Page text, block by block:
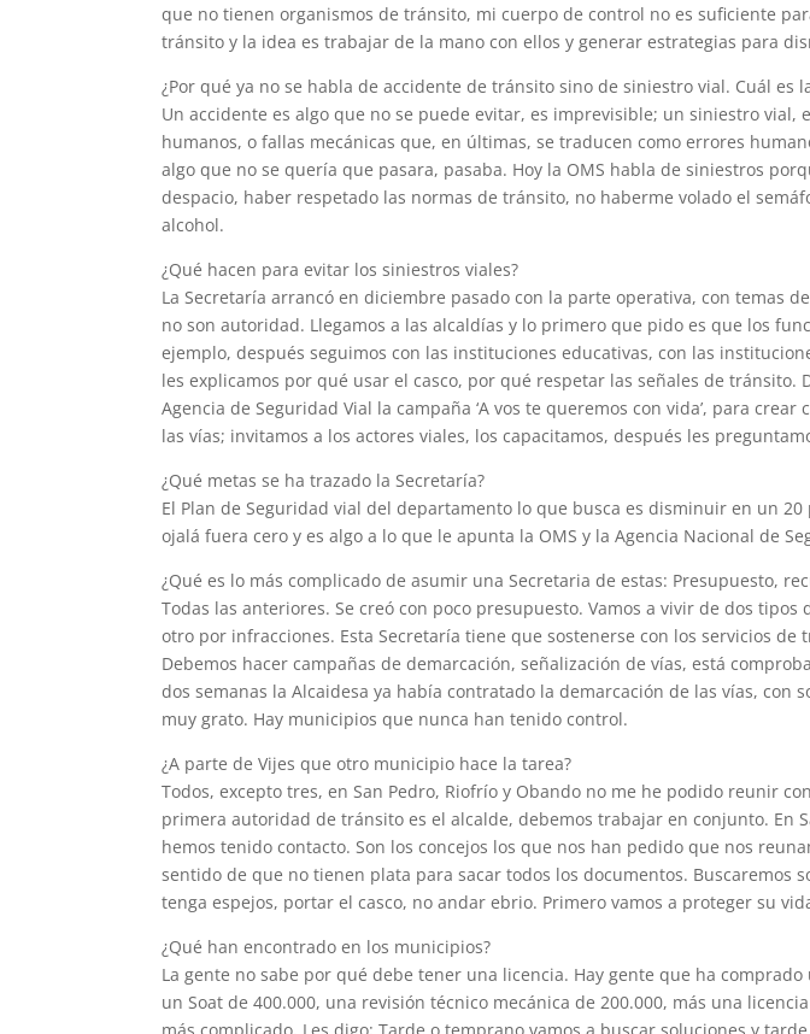
que no tienen organismos de tránsito, mi cuerpo de control no es suficiente
tránsito y la idea es trabajar de la mano con ellos y generar estrategias para
¿Por qué ya no se habla de accidente de tránsito sino de siniestro vial. Cuál es
Un accidente es algo que no se puede evitar, es imprevisible; un siniestro
humanos, o fallas mecánicas que, en últimas, se traducen como errores
algo que no se quería que pasara, pasaba. Hoy la OMS habla de siniestros
despacio, haber respetado las normas de tránsito, no haberme volado el
alcohol.
¿Qué hacen para evitar los siniestros viales?
La Secretaría arrancó en diciembre pasado con la parte operativa, con temas
no son autoridad. Llegamos a las alcaldías y lo primero que pido es que los
ejemplo, después seguimos con las instituciones educativas, con las
les explicamos por qué usar el casco, por qué respetar las señales de
Agencia de Seguridad Vial la campaña ‘A vos te queremos con vida’, para
las vías; invitamos a los actores viales, los capacitamos, después les
¿Qué metas se ha trazado la Secretaría?
El Plan de Seguridad vial del departamento lo que busca es disminuir en un
ojalá fuera cero y es algo a lo que le apunta la OMS y la Agencia Nacional de
¿Qué es lo más complicado de asumir una Secretaria de estas: Presupuesto,
Todas las anteriores. Se creó con poco presupuesto. Vamos a vivir de dos
otro por infracciones. Esta Secretaría tiene que sostenerse con los servicios
Debemos hacer campañas de demarcación, señalización de vías, está
dos semanas la Alcaidesa ya había contratado la demarcación de las vías,
muy grato. Hay municipios que nunca han tenido control.
¿A parte de Vijes que otro municipio hace la tarea?
Todos, excepto tres, en San Pedro, Riofrío y Obando no me he podido reunir
primera autoridad de tránsito es el alcalde, debemos trabajar en conjunto. En
hemos tenido contacto. Son los concejos los que nos han pedido que nos
sentido de que no tienen plata para sacar todos los documentos.
tenga espejos, portar el casco, no andar ebrio. Primero vamos a proteger su
¿Qué han encontrado en los municipios?
La gente no sabe por qué debe tener una licencia. Hay gente que ha
un Soat de 400.000, una revisión técnico mecánica de 200.000, más una